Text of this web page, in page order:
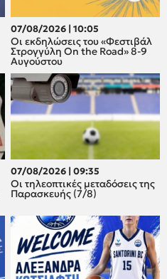
07/08/2026 | 10:05
Οι εκδηλώσεις του «Φεστιβάλ
Στρογγύλη On the Road» 8-9
Αυγούστου
07/08/2026 | 09:35
Οι τηλεοπτικές μεταδόσεις της
Παρασκευής (7/8)